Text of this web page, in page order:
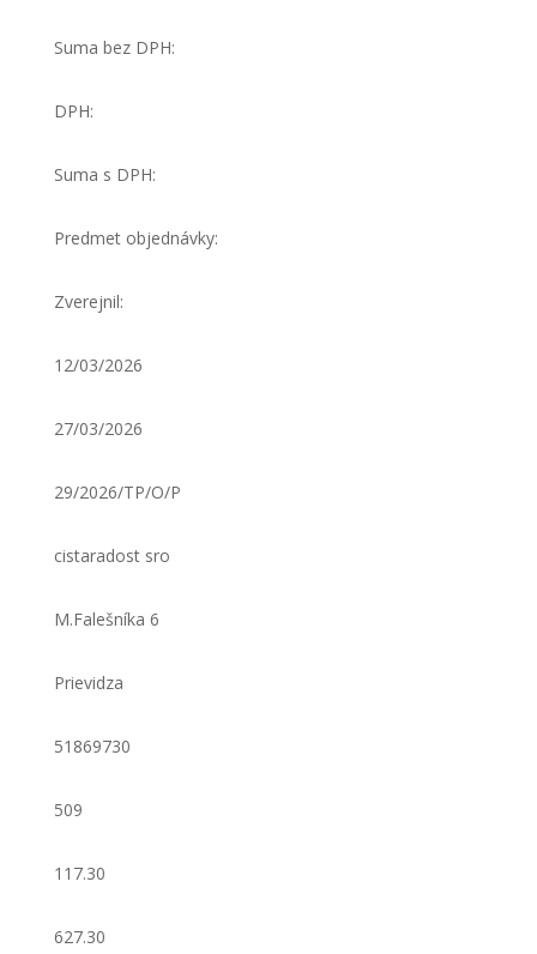
Suma bez DPH:
DPH:
Suma s DPH:
Predmet objednávky:
Zverejnil:
12/03/2026
27/03/2026
29/2026/TP/O/P
cistaradost sro
M.Falešníka 6
Prievidza
51869730
509
117.30
627.30